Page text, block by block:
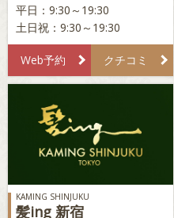
平日：9:30～19:30
土日祝：9:30～19:30
Web予約 クチコミ
KAMING SHINJUKU
髪ing 新宿